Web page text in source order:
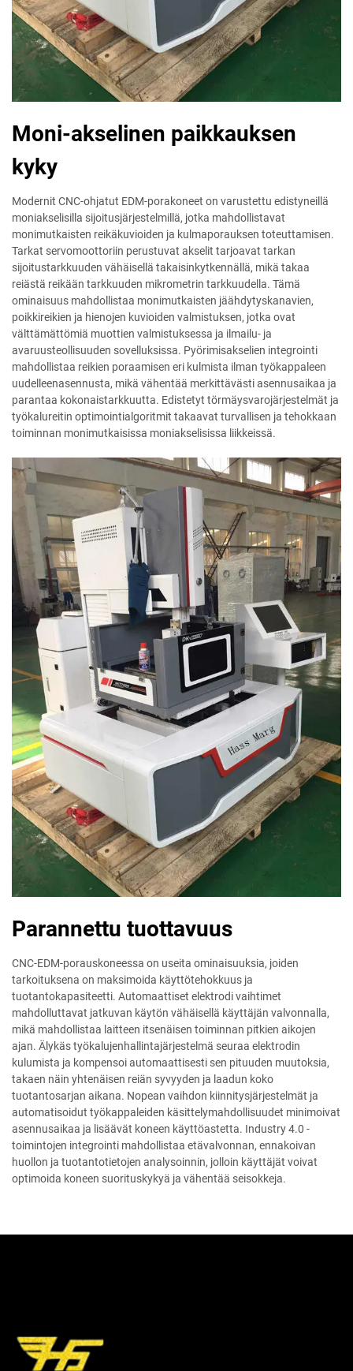
Moni-akselinen paikkauksen
kyky
Modernit CNC-ohjatut EDM-porakoneet on varustettu edistyneillä
moniakselisilla sijoitusjärjestelmillä, jotka mahdollistavat
monimutkaisten reikäkuvioiden ja kulmaporauksen toteuttamisen.
Tarkat servomoottoriin perustuvat akselit tarjoavat tarkan
sijoitustarkkuuden vähäisellä takaisinkytkennällä, mikä takaa
reiästä reikään tarkkuuden mikrometrin tarkkuudella. Tämä
ominaisuus mahdollistaa monimutkaisten jäähdytyskanavien,
poikkireikien ja hienojen kuvioiden valmistuksen, jotka ovat
välttämättömiä muottien valmistuksessa ja ilmailu- ja
avaruusteollisuuden sovelluksissa. Pyörimisakselien integrointi
mahdollistaa reikien poraamisen eri kulmista ilman työkappaleen
uudelleenasennusta, mikä vähentää merkittävästi asennusaikaa ja
parantaa kokonaistarkkuutta. Edistetyt törmäysvarojärjestelmät ja
työkalureitin optimointialgoritmit takaavat turvallisen ja tehokkaan
toiminnan monimutkaisissa moniakselisissa liikkeissä.
Parannettu tuottavuus
CNC-EDM-porauskoneessa on useita ominaisuuksia, joiden
tarkoituksena on maksimoida käyttötehokkuus ja
tuotantokapasiteetti. Automaattiset elektrodi vaihtimet
mahdolluttavat jatkuvan käytön vähäisellä käyttäjän valvonnalla,
mikä mahdollistaa laitteen itsenäisen toiminnan pitkien aikojen
ajan. Älykäs työkalujenhallintajärjestelmä seuraa elektrodin
kulumista ja kompensoi automaattisesti sen pituuden muutoksia,
takaen näin yhtenäisen reiän syvyyden ja laadun koko
tuotantosarjan aikana. Nopean vaihdon kiinnitysjärjestelmät ja
automatisoidut työkappaleiden käsittelymahdollisuudet minimoivat
asennusaikaa ja lisäävät koneen käyttöastetta. Industry 4.0 -
toimintojen integrointi mahdollistaa etävalvonnan, ennakoivan
huollon ja tuotantotietojen analysoinnin, jolloin käyttäjät voivat
optimoida koneen suorituskykyä ja vähentää seisokkeja.